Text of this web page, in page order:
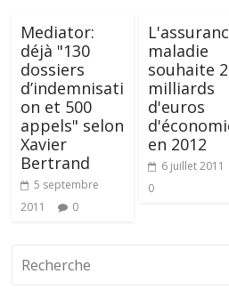
Mediator:
déjà "130
dossiers
d’indemnisati
on et 500
appels" selon
Xavier
Bertrand
5 septembre
2011
0
maladie
souhaite
milliards
d'euros
en 2012
6 juillet 2011
0